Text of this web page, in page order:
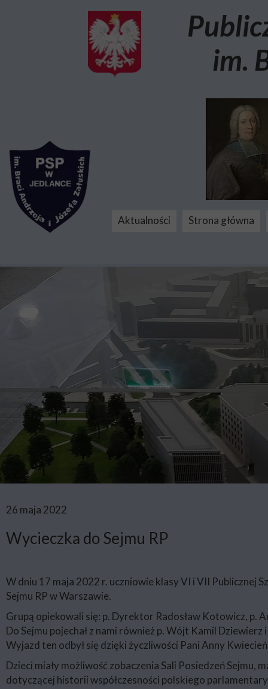
26 maja 2022
Wycieczka do Sejmu RP
W dniu 17 maja 2022 r. uczniowie klasy VI i VII Publicznej
Sejmu RP w Warszawie.
Grupą opiekowali się: p. Dyrektor Radosław Kotowicz, p.
Do Sejmu pojechał z nami również p. Wójt Kamil Dziewierz
Wyjazd ten odbył się dzięki życzliwości Pani Anny
Dzieci miały możliwość zobaczenia Sali Posiedzeń
dotyczącej historii współczesności polskiego
Aktualności Strona główna
im.